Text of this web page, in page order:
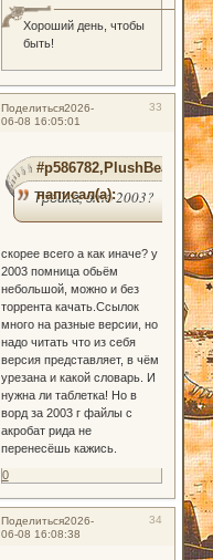
Хороший день, чтобы
быть!
Поделиться 33
2026-
06-08 16:05:01
#p586782,PlushBear
написал(а):
Тройка, это 2003?
скорее всего а как иначе? у
2003 помница обьём
небольшой, можно и без
торрента качать.Ссылок
много на разные версии, но
надо читать что из себя
версия представляет, в чём
урезана и какой словарь. И
нужна ли таблетка! Но в
ворд за 2003 г файлы с
акробат рида не
перенесёшь кажись.
0
Поделиться 34
2026-
06-08 16:08:38